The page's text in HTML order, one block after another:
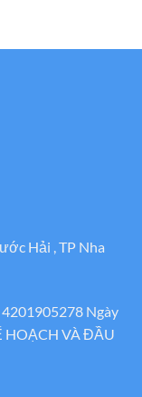
Hải , TP Nha
Ngày
HOẠCH VÀ ĐẦU